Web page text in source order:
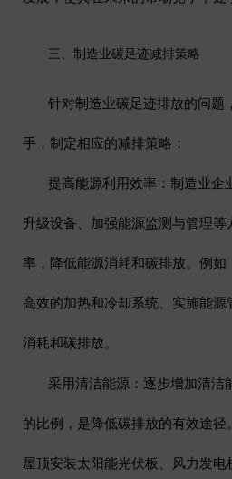
三、制造业碳足迹减排策略
针对制造业碳足迹排放的问题
手，制定相应的减排策略：
提高能源利用效率 ：制造业企
升级设备、加强能源监测与管理等
率，降低能源消耗和碳排放。例如
高效的加热和冷却系统、实施能
消耗和碳排放。
采用清洁能源 ：逐步增加清洁
的比例，是降低碳排放的有效途
屋顶安装太阳能光伏板、风力发